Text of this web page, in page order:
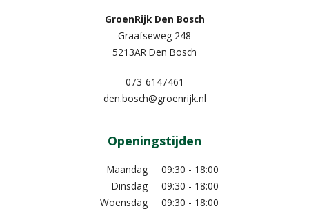
GroenRijk Den Bosch
Graafseweg 248
5213AR Den Bosch
073-6147461
den.bosch@groenrijk.nl
Openingstijden
Maandag
09:30 - 18:00
Dinsdag
09:30 - 18:00
Woensdag
09:30 - 18:00